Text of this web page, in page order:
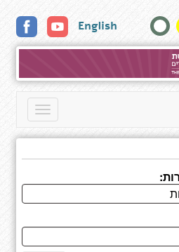
English
Toggle